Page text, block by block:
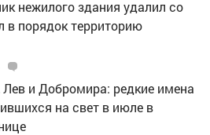
нежилого здания удалил со
в порядок территорию
и Добромира: редкие имена
на свет в июле в